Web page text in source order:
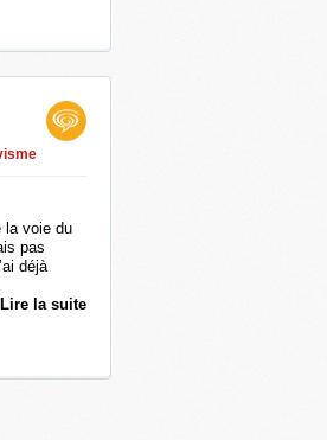
la voie du
pas
déjà
Lire la suite